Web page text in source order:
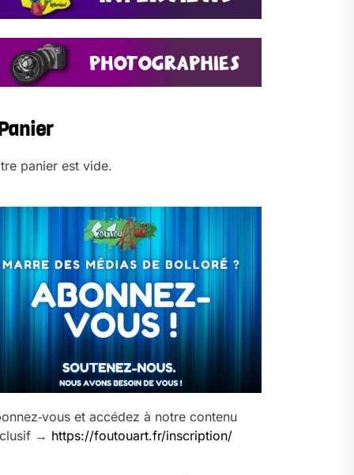
panier est vide.
et accédez à notre contenu
→ https://foutouart.fr/inscription/